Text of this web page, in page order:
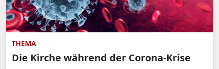
THEMA
Die Kirche während der Corona-Krise